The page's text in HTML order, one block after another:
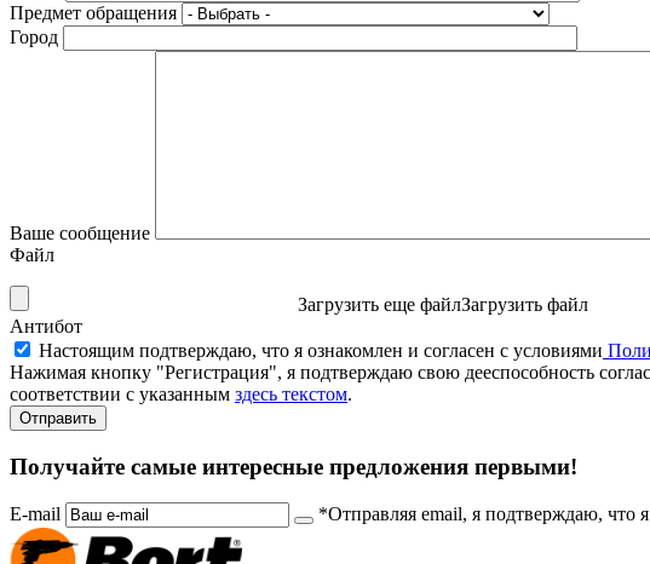
Предмет обращения
Город
Ваше сообщение
Файл
Загрузить еще файлЗагрузить файл
Антибот
Настоящим подтверждаю, что я ознакомлен и согласен с условиями
Нажимая кнопку "Регистрация", я подтверждаю свою дееспособность
соответствии с указанным здесь текстом.
Отправить
Получайте самые интересные предложения первыми!
E-mail *Отправляя email, я подтверждаю, что